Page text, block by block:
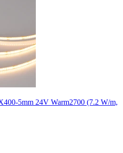
5mm 24V Warm2700 (7.2 W/m,